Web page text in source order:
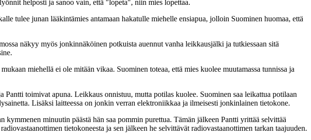
helposti ja sanoo vain, että "lopeta", niin mies lopettaa.
tulee junan lääkintämies antamaan hakatulle miehelle ensiapua, jolloin Suominen huomaa, että
näkyy myös jonkinnäköinen potkuista auennut vanha leikkausjälki ja tutkiessaan sitä
miehellä ei ole mitään vikaa. Suominen toteaa, että mies kuolee muutamassa tunnissa ja
toimivat apuna. Leikkaus onnistuu, mutta potilas kuolee. Suominen saa leikattua potilaan
Lisäksi laitteessa on jonkin verran elektroniikkaa ja ilmeisesti jonkinlainen tietokone.
minuutin päästä hän saa pommin purettua. Tämän jälkeen Pantti yrittää selvittää
tietokoneesta ja sen jälkeen he selvittävät radiovastaanottimen tarkan taajuuden.